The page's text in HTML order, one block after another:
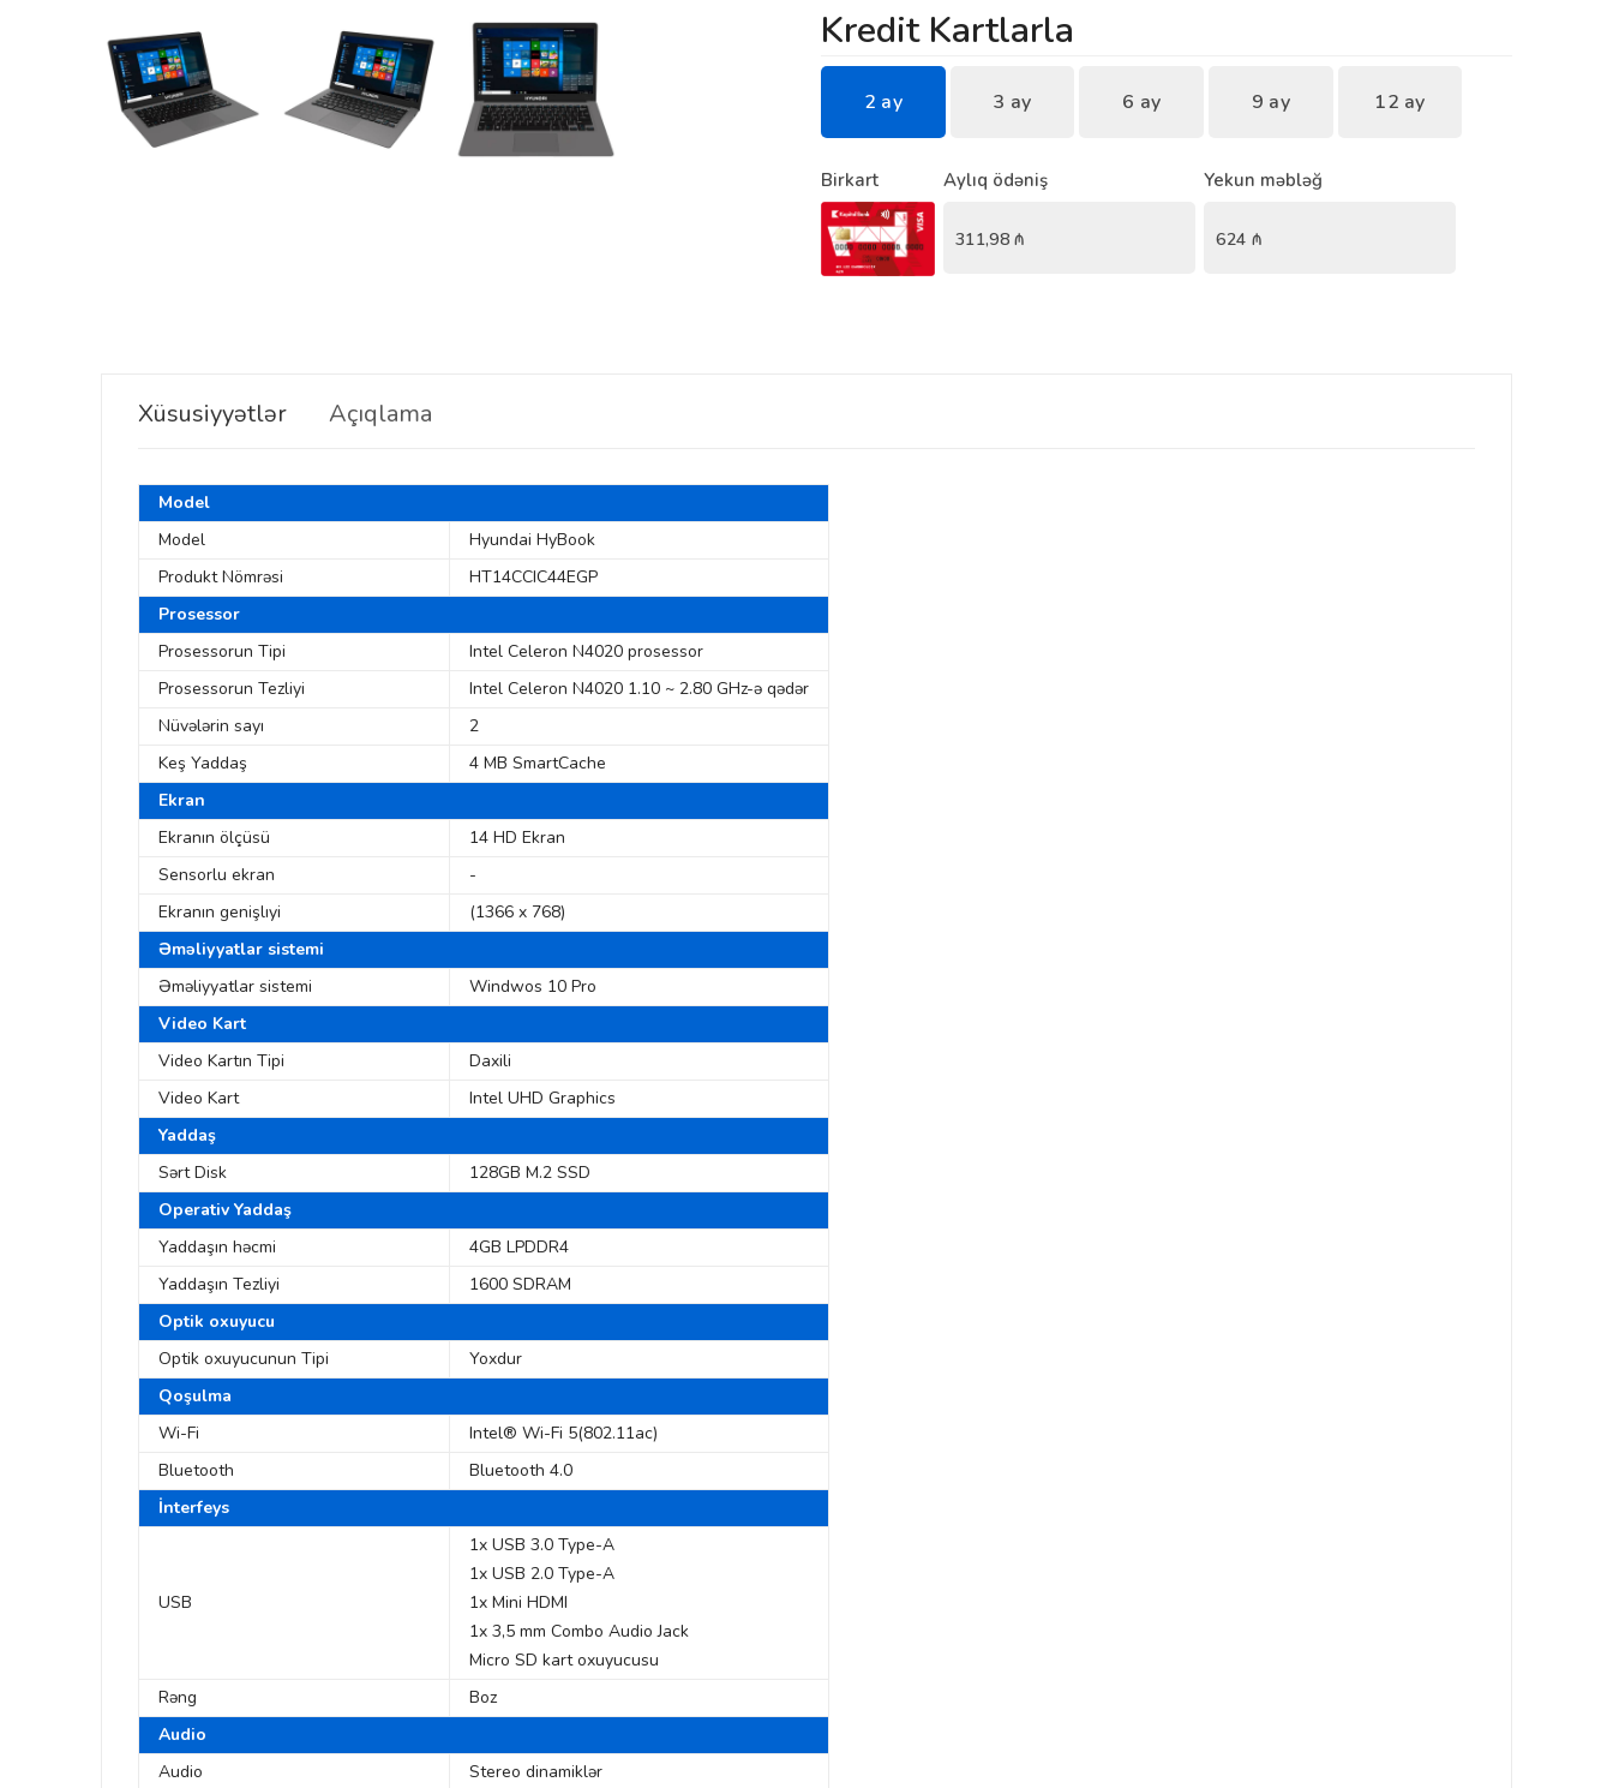
Kredit Kartlarla
2 ay 3 ay 6 ay 9 ay 12 ay
Birkart Aylıq ödəniş
311,98₼
Yekun məbləğ
624 ₼
Xüsusiyyətlər Açıqlama
Model
Model
Hyundai HyBook
Produkt Nömrəsi
HT14CCIC44EGP
Prosessor
Prosessorun Tipi
Intel Celeron N4020 prosessor
Prosessorun Tezliyi
Intel Celeron N4020 1.10 ~ 2.80 GHz-ə qədər
Nüvələrin sayı
2
Keş Yaddaş
4 MB SmartCache
Ekran
Ekranın ölçüsü
14 HD Ekran
Sensorlu ekran
-
Ekranın genişlıyi
(1366 x 768)
Əməliyyatlar sistemi
Əməliyyatlar sistemi
Windwos 10 Pro
Video Kart
Video Kartın Tipi
Daxili
Video Kart
Intel UHD Graphics
Yaddaş
Sərt Disk
128GB M.2 SSD
Operativ Yaddaş
Yaddaşın həcmi
4GB LPDDR4
Yaddaşın Tezliyi
1600 SDRAM
Optik oxuyucu
Optik oxuyucunun Tipi
Yoxdur
Qoşulma
Wi-Fi
Intel® Wi-Fi 5(802.11ac)
Bluetooth
Bluetooth 4.0
İnterfeys
USB
1x USB 3.0 Type-A
1x USB 2.0 Type-A
1x Mini HDMI
1x 3,5 mm Combo Audio Jack
Micro SD kart oxuyucusu
Rəng
Boz
Audio
Audio
Stereo dinamiklər